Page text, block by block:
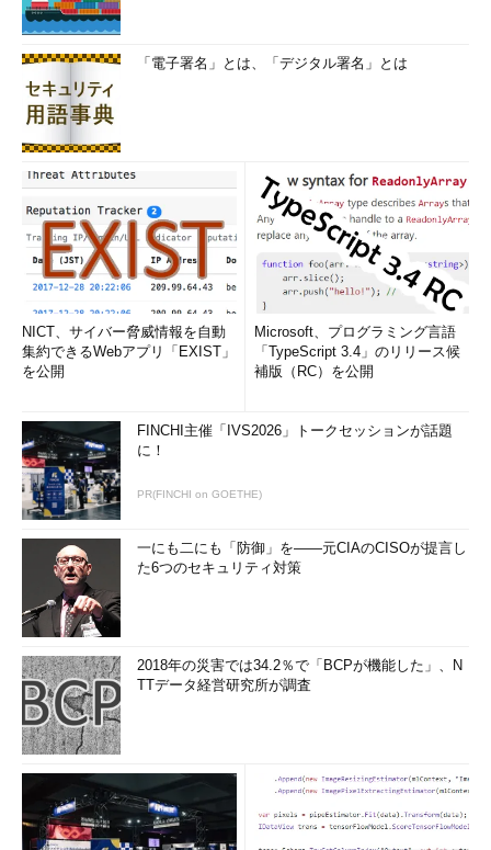
「電子署名」とは、「デジタル署名」とは
NICT、サイバー脅威情報を自動
集約できるWebアプリ「EXIST」
を公開
Microsoft、プログラミング言語
「TypeScript 3.4」のリリース候
補版（RC）を公開
FINCHI主催「IVS2026」トークセッションが話題
に！
PR(FINCHI on GOETHE)
一にも二にも「防御」を――元CIAのCISOが提言し
た6つのセキュリティ対策
2018年の災害では34.2％で「BCPが機能した」、N
TTデータ経営研究所が調査